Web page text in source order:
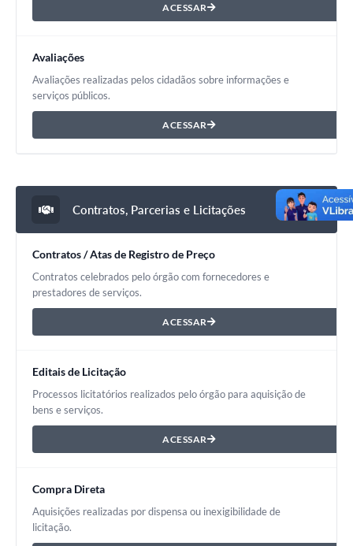
ACESSAR
Avaliações
Avaliações realizadas pelos cidadãos sobre informações e
serviços públicos.
ACESSAR
Contratos, Parcerias e Licitações
Contratos / Atas de Registro de Preço
Contratos celebrados pelo órgão com fornecedores e
prestadores de serviços.
ACESSAR
Editais de Licitação
Processos licitatórios realizados pelo órgão para aquisição de
bens e serviços.
ACESSAR
Compra Direta
Aquisições realizadas por dispensa ou inexigibilidade de
licitação.